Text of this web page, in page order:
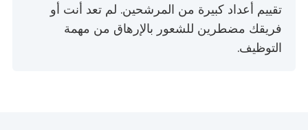
تقييم أعداد كبيرة من المرشحين. لم تعد أنت أو
فريقك مضطرين للشعور بالإرهاق من مهمة
التوظيف.